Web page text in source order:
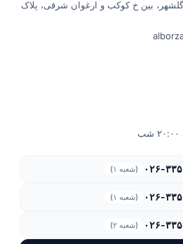
متری گلشهر، بین خ کوکب و ارغوان شرقی، پلاک
(شعبه ۱)
(شعبه ۱)
(شعبه ۲)